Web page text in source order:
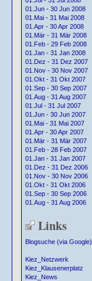
01.Jun - 30 Jun 2008
01.Mai - 31 Mai 2008
01.Apr - 30 Apr 2008
01.Mär - 31 Mär 2008
01.Feb - 29 Feb 2008
01.Jan - 31 Jan 2008
01.Dez - 31 Dez 2007
01.Nov - 30 Nov 2007
01.Okt - 31 Okt 2007
01.Sep - 30 Sep 2007
01.Aug - 31 Aug 2007
01.Jul - 31 Jul 2007
01.Jun - 30 Jun 2007
01.Mai - 31 Mai 2007
01.Apr - 30 Apr 2007
01.Mär - 31 Mär 2007
01.Feb - 28 Feb 2007
01.Jan - 31 Jan 2007
01.Dez - 31 Dez 2006
01.Nov - 30 Nov 2006
01.Okt - 31 Okt 2006
01.Sep - 30 Sep 2006
01.Aug - 31 Aug 2006
Links
Blogsuche (via Google)
Kiez_Netzwerk
Kiez_Klausenerplatz
Kiez_News